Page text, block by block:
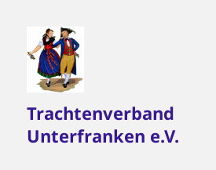
Trachtenverband
Unterfranken e.V.